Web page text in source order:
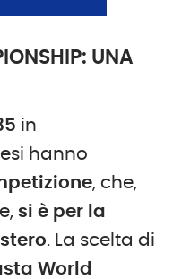
UNA
in
hanno
, che,
si è per la
. La scelta di
World